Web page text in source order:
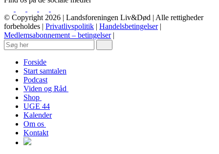
© Copyright 2026 | Landsforeningen Liv&Død | Alle rettigheder
forbeholdes | Privatlivspolitik | Handelsbetingelser|
Medlemsabonnement – betingelser|
Forside
Start samtalen
Podcast
Viden og Råd
Shop
UGE 44
Kalender
Om os
Kontakt